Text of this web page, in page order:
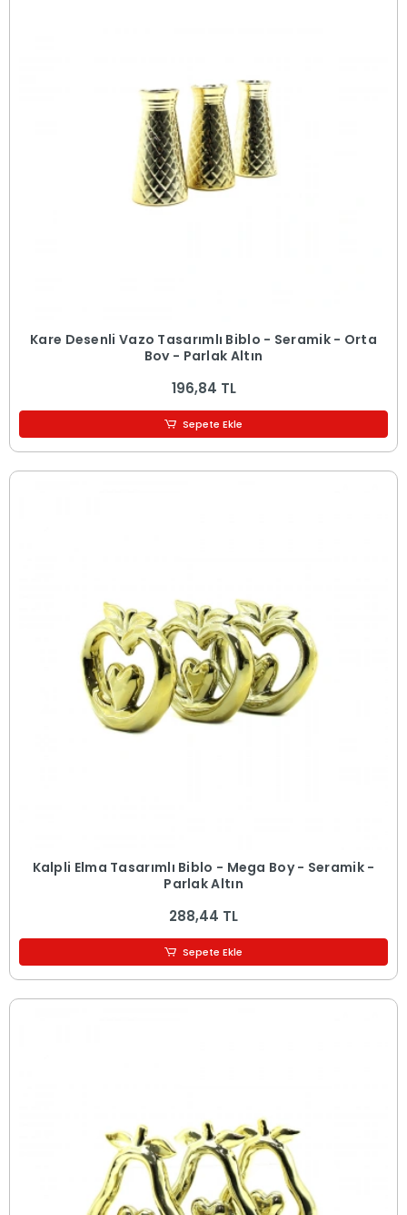
Kare Desenli Vazo Tasarımlı Biblo - Seramik - Orta
Boy - Parlak Altın
196,84 TL
Sepete Ekle
Kalpli Elma Tasarımlı Biblo - Mega Boy - Seramik -
Parlak Altın
288,44 TL
Sepete Ekle